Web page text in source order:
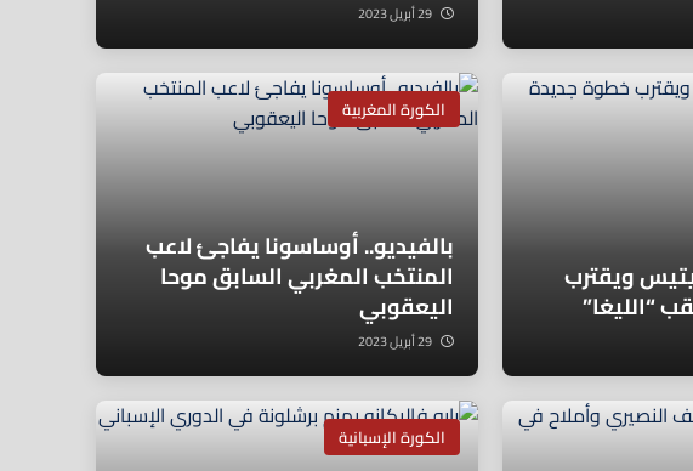
ويقترب
“الليغا”
الكورة المغربية
بالفيديو.. أوساسونا يفاجئ لاعب
المنتخب المغربي السابق موحا
اليعقوبي
الكورة الإسبانية